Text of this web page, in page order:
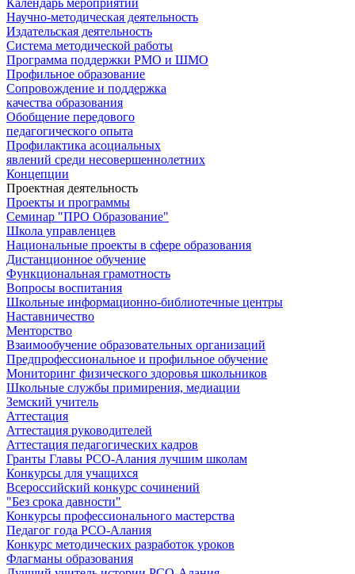
Календарь мероприятий
Научно-методическая деятельность
Издательская деятельность
Система методической работы
Программа поддержки РМО и ШМО
Профильное образование
Сопровождение и поддержка
качества образования
Обобщение передового
педагогического опыта
Профилактика асоциальных
явлений среди несовершеннолетних
Концепции
Проектная деятельность
Проекты и программы
Семинар "ПРО Образование"
Школа управленцев
Национальные проекты в сфере образования
Дистанционное обучение
Функциональная грамотность
Вопросы воспитания
Школьные информационно-библиотечные центры
Наставничество
Менторство
Взаимообучение образовательных организаций
Предпрофессиональное и профильное обучение
Мониторинг физического здоровья школьников
Школьные службы примирения, медиации
Земский учитель
Аттестация
Аттестация руководителей
Аттестация педагогических кадров
Гранты Главы РСО-Алания лучшим школам
Конкурсы для учащихся
Всероссийский конкурс сочинений
"Без срока давности"
Конкурсы профессионального мастерства
Педагог года РСО-Алания
Конкурс методических разработок уроков
Флагманы образования